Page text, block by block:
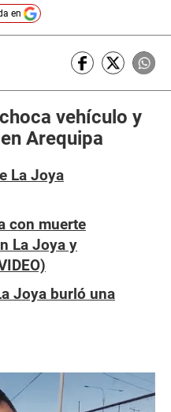
en
vehículo y
Arequipa
La Joya
con muerte
La Joya y
Joya burló una